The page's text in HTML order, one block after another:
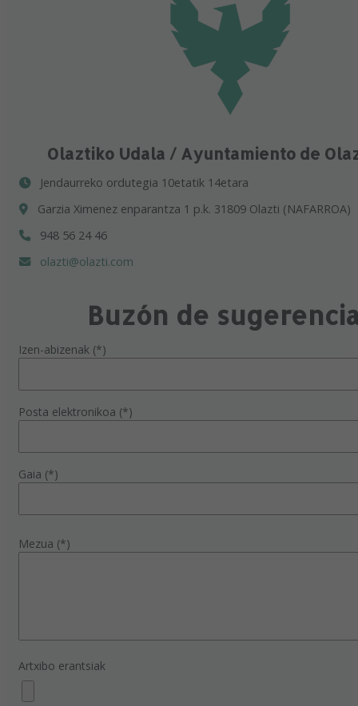
Olaztiko Udala / Ayuntamiento de
Jendaurreko ordutegia 10etatik 14etara
Garzia Ximenez enparantza 1 p.k. 31809 Olazti (NAFARROA)
948 56 24 46
olazti@olazti.com
Buzón de
Izen-abizenak (*)
Posta elektronikoa (*)
Gaia (*)
Mezua (*)
Artxibo erantsiak